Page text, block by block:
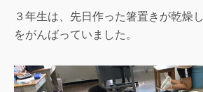
３年生は、先日作った箸置きが乾燥
をがんばっていました。